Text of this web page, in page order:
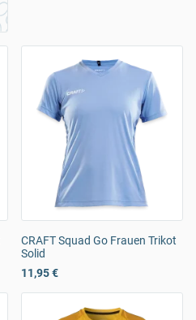
CRAFT Squad Go Frauen Trikot
Solid
11,95 €